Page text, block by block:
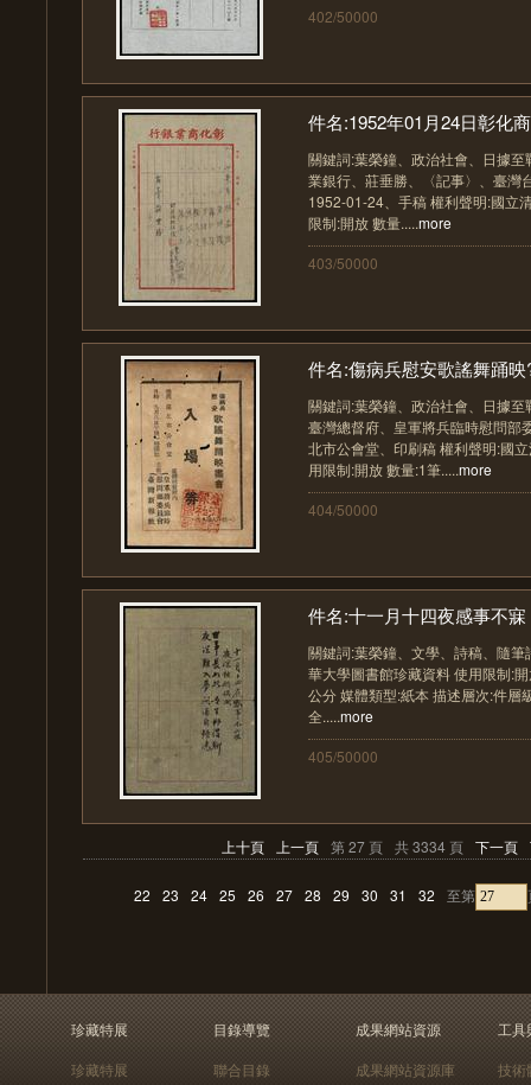
402/50000
件名:1952年01月24日彰化
關鍵詞:葉榮鐘、政治社會、日據
業銀行、莊垂勝、〈記事〉、臺灣
1952-01-24、手稿 權利聲明:國立
限制:開放 數量.....more
403/50000
件名:傷病兵慰安歌謠舞踊映
關鍵詞:葉榮鐘、政治社會、日據
臺灣總督府、皇軍將兵臨時慰問部
北市公會堂、印刷稿 權利聲明:國
用限制:開放 數量:1筆.....more
404/50000
件名:十一月十四夜感事不
關鍵詞:葉榮鐘、文學、詩稿、隨
華大學圖書館珍藏資料 使用限制:
公分 媒體類型:紙本 描述層次:件層
全.....more
405/50000
上十頁 上一頁 第 27 頁 共 3334 頁 下一頁
22 23 24 25 26 27 28 29 30 31 32 至第
珍藏特展
珍藏特展
目錄導覽
聯合目錄
成果網站資源
成果網站資源庫
工具
技術